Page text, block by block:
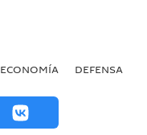
ECONOMÍA DEFENSA